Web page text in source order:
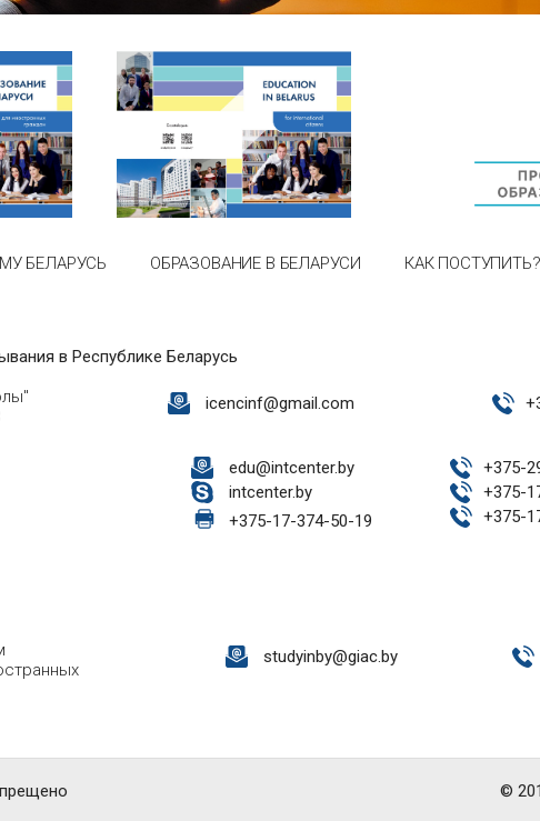
БЕЛАРУСЬ ОБРАЗОВАНИЕ В БЕЛАРУСИ КАК ПОСТУПИТЬ?
в Республике Беларусь
icencinf@gmail.com +
edu@intcenter.by
intcenter.by
+375-17-374-50-19
+375-
+375-
+375-
studyinby@giac.by
©